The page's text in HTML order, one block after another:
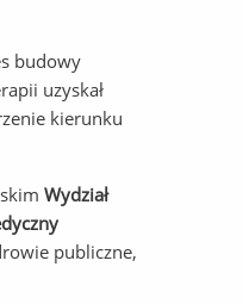
budowy
uzyskał
kierunku
Wydział
publiczne,